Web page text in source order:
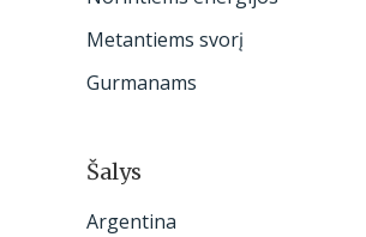
:
Metantiems svorį
Gurmanams
Šalys
Argentina